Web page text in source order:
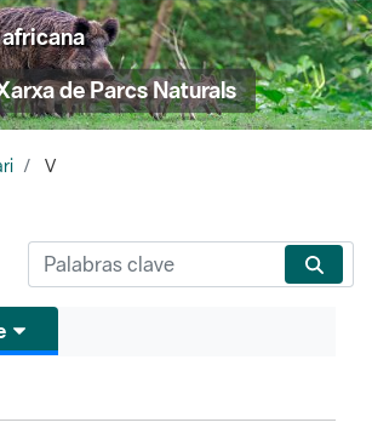
de Parcs Naturals
V